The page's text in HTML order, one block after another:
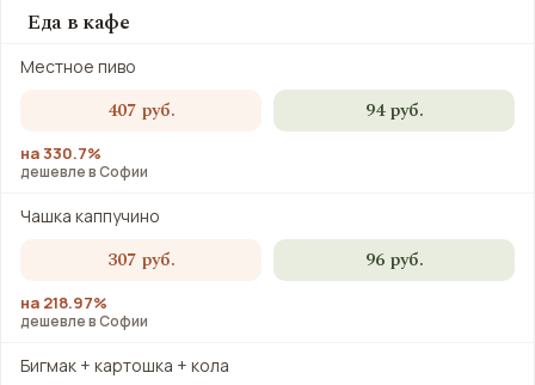
Еда в кафе
Местное пиво
407 руб. 94 руб.
на 330.7%
дешевле в Софии
Чашка каппучино
307 руб. 96 руб.
на 218.97%
дешевле в Софии
Бигмак + картошка + кола